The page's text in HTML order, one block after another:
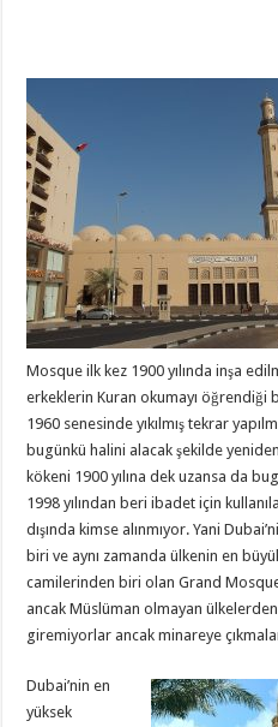
Mosque ilk kez 1900 yılında inşa
erkeklerin Kuran okumayı öğrendiği
1960 senesinde yıkılmış tekrar
bugünkü halini alacak şekilde
kökeni 1900 yılına dek uzansa da
1998 yılından beri ibadet için
dışında kimse alınmıyor. Yani
biri ve aynı zamanda ülkenin en
camilerinden biri olan Grand
ancak Müslüman olmayan
giremiyorlar ancak minareye
Dubai’nin en
yüksek